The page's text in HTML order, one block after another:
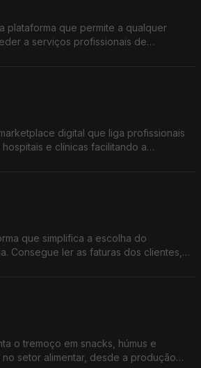
plataforma que permite a qualquer
a serviços profissionais de
digital que liga profissionais
e clínicas facilitando a
que simplifica a escolha do
Consegue ler as faturas dos clientes,
o tremoço em snacks, húmus e
setor alimentar, desde a produção